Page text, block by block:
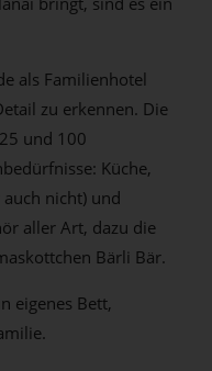
als Familienhotel
zu erkennen. Die
und 100
Küche,
nicht) und
aller Art, dazu die
Bärli Bär.
eigenes Bett,